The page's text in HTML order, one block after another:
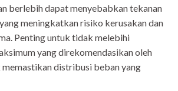
berlebih dapat menyebabkan tekanan
meningkatkan risiko kerusakan dan
Penting untuk tidak melebihi
yang direkomendasikan oleh
distribusi beban yang